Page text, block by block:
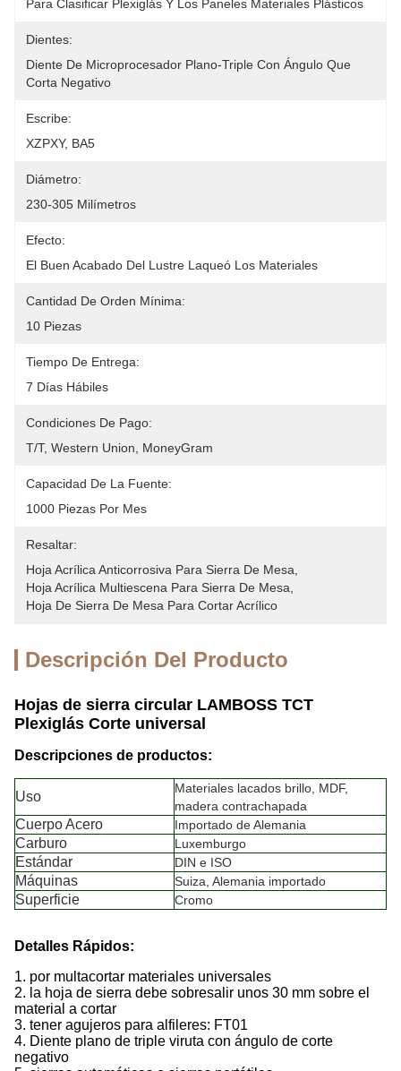
Para Clasificar Plexiglás Y Los Paneles Materiales Plásticos
Dientes:
Diente De Microprocesador Plano-Triple Con Ángulo Que
Corta Negativo
Escribe:
XZPXY, BA5
Diámetro:
230-305 Milímetros
Efecto:
El Buen Acabado Del Lustre Laqueó Los Materiales
Cantidad De Orden Mínima:
10 Piezas
Tiempo De Entrega:
7 Días Hábiles
Condiciones De Pago:
T/T, Western Union, MoneyGram
Capacidad De La Fuente:
1000 Piezas Por Mes
Resaltar:
Hoja Acrílica Anticorrosiva Para Sierra De Mesa
Hoja Acrílica Multiescena Para Sierra De Mesa
Hoja De Sierra De Mesa Para Cortar Acrílico
Descripción Del Producto
Hojas de sierra circular LAMBOSS TCT
Plexiglás Corte universal
Descripciones de productos:
Uso
Materiales lacados brillo, MDF,
madera contrachapada
Cuerpo Acero Importado de Alemania
Carburo Luxemburgo
Estándar DIN e ISO
Máquinas Suiza, Alemania importado
Superficie Cromo
Detalles Rápidos:
1. por multacortar materiales universales
2. la hoja de sierra debe sobresalir unos 30 mm sobre el
material a cortar
3. tener agujeros para alfileres: FT01
4. Diente plano de triple viruta con ángulo de corte
negativo